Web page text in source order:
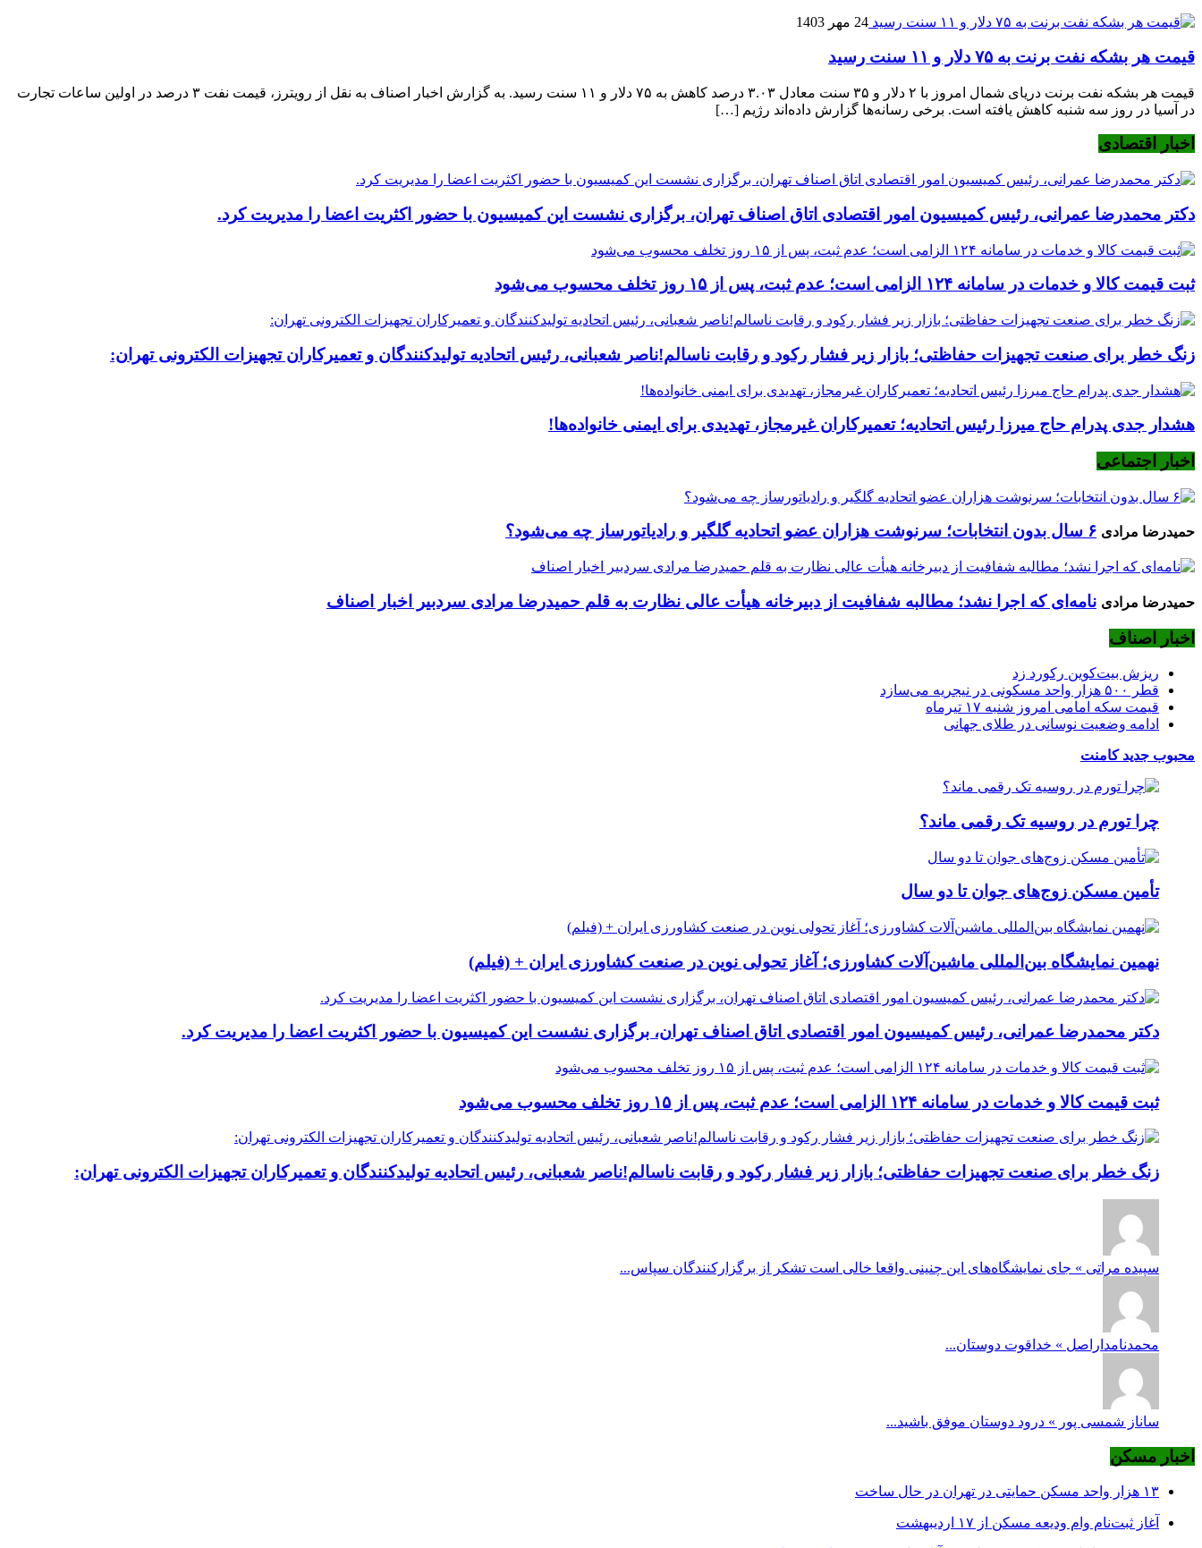
24 مهر 1403
قیمت هر بشکه نفت برنت به ۷۵ دلار و ۱۱ سنت رسید
قیمت هر بشکه نفت برنت دریای شمال امروز با ۲ دلار و ۳۵ سنت معادل ۳.۰۳ درصد کاهش به ۷۵ دلار و ۱۱ سنت رسید. به گزارش اخبار اصناف به نقل از رویترز، قیمت نفت ۳ درصد در اولین ساعات تجارت
در آسیا در روز سه شنبه کاهش یافته است. برخی رسانه‌ها گزارش داده‌اند رژیم […]
اخبار اقتصادی
دکتر محمدرضا عمرانی، رئیس کمیسیون امور اقتصادی اتاق اصناف تهران، برگزاری نشست این کمیسیون با حضور اکثریت اعضا را مدیریت کرد.
ثبت قیمت کالا و خدمات در سامانه ۱۲۴ الزامی است؛ عدم ثبت، پس از ۱۵ روز تخلف محسوب می‌شود
زنگ خطر برای صنعت تجهیزات حفاظتی؛ بازار زیر فشار رکود و رقابت ناسالم!ناصر شعبانی، رئیس اتحادیه تولیدکنندگان و تعمیرکاران تجهیزات الکترونی تهران:
هشدار جدی پدرام حاج میرزا رئیس اتحادیه؛ تعمیرکاران غیرمجاز، تهدیدی برای ایمنی خانواده‌ها!
اخبار اجتماعی
حمیدرضا مرادی ۶ سال بدون انتخابات؛ سرنوشت هزاران عضو اتحادیه گلگیر و رادیاتورساز چه می‌شود؟
حمیدرضا مرادی نامه‌ای که اجرا نشد؛ مطالبه شفافیت از دبیرخانه هیأت عالی نظارت به قلم حمیدرضا مرادی سردبیر اخبار اصناف
اخبار اصناف
ریزش بیت‌کوین رکورد زد
قطر ۵۰۰ هزار واحد مسکونی در نیجریه می‌سازد
قیمت سکه امامی امروز شنبه ۱۷ تیرماه
ادامه وضعیت نوسانی در طلای جهانی
محبوب جدیدکامنت
چرا تورم در روسیه تک رقمی ماند؟
تأمین مسکن زوج‌های جوان تا دو سال
نهمین نمایشگاه بین‌المللی ماشین‌آلات کشاورزی؛ آغاز تحولی نوین در صنعت کشاورزی ایران + (فیلم)
دکتر محمدرضا عمرانی، رئیس کمیسیون امور اقتصادی اتاق اصناف تهران، برگزاری نشست این کمیسیون با حضور اکثریت اعضا را مدیریت کرد.
ثبت قیمت کالا و خدمات در سامانه ۱۲۴ الزامی است؛ عدم ثبت، پس از ۱۵ روز تخلف محسوب می‌شود
زنگ خطر برای صنعت تجهیزات حفاظتی؛ بازار زیر فشار رکود و رقابت ناسالم!ناصر شعبانی، رئیس اتحادیه تولیدکنندگان و تعمیرکاران تجهیزات الکترونی تهران:
سپیده مراتی » جای نمایشگاه‌های این چنینی واقعا خالی است تشکر از برگزارکنندگان سپاس...
محمدنامداراصل » خداقوت دوستان...
ساناز شمسی پور » درود دوستان موفق باشید...
اخبار مسکن
۱۳ هزار واحد مسکن حمایتی در تهران در حال ساخت
آغاز ثبت‌نام وام ودیعه مسکن از ۱۷ اردیبهشت